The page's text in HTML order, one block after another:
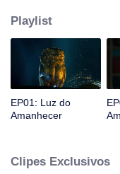
de mistério uma a uma.
Playlist
EP01: Luz do
Amanhecer
Clipes Exclusivos